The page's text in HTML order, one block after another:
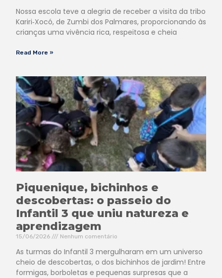
Nossa escola teve a alegria de receber a visita da tribo
Kariri‑Xocó, de Zumbi dos Palmares, proporcionando às
crianças uma vivência rica, respeitosa e cheia
Read More »
Piquenique, bichinhos e
descobertas: o passeio do
Infantil 3 que uniu natureza e
aprendizagem
15/06/2026 Nenhum comentário
As turmas do Infantil 3 mergulharam em um universo
cheio de descobertas, o dos bichinhos de jardim! Entre
formigas, borboletas e pequenas surpresas que a